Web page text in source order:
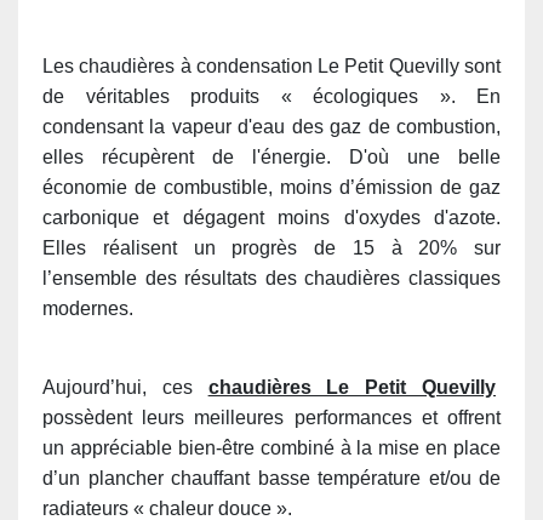
Les chaudières à condensation Le Petit Quevilly sont
de véritables produits « écologiques ». En
condensant la vapeur d'eau des gaz de combustion,
elles récupèrent de l'énergie. D'où une belle
économie de combustible, moins d’émission de gaz
carbonique et dégagent moins d'oxydes d'azote.
Elles réalisent un progrès de 15 à 20% sur
l’ensemble des résultats des chaudières classiques
modernes.
Aujourd’hui, ces chaudières Le Petit Quevilly
possèdent leurs meilleures performances et offrent
un appréciable bien-être combiné à la mise en place
d’un plancher chauffant basse température et/ou de
radiateurs « chaleur douce ».